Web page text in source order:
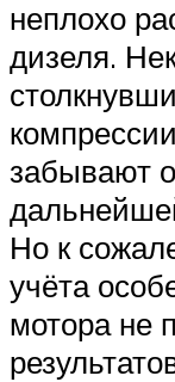
неплохо
дизеля.
забывают
Но к
учёта
мотора не